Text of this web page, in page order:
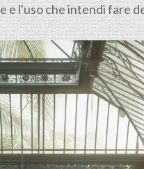
e l'uso che intendi fare